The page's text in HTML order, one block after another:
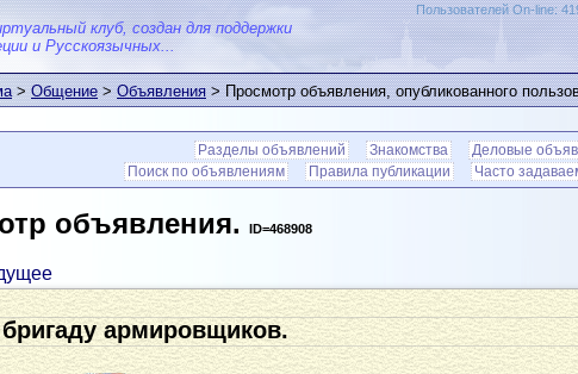
клуб, создан для поддержки
и Русскоязычных...
Пользователей On-line:
>Общение>Объявления> Просмотр объявления, опубликованного
Разделы объявлений Знакомства Деловые
Поиск по объявлениям
Правила публикации Часто
объявления. ID=468908
армировщиков.